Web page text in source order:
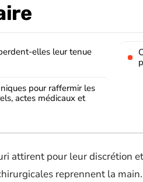
elles leur tenue
pour raffermir les
actes médicaux et
attirent pour leur discrétion
reprennent la